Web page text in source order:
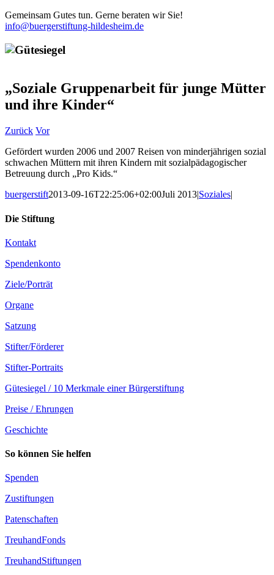
Gemeinsam Gutes tun. Gerne beraten wir Sie!
info@buergerstiftung-hildesheim.de
„Soziale Gruppenarbeit für junge Mütter
und ihre Kinder“
Zurück Vor
Gefördert wurden 2006 und 2007 Reisen von minderjährigen sozial
schwachen Müttern mit ihren Kindern mit sozialpädagogischer
Betreuung durch „Pro Kids.“
buergerstift2013-09-16T22:25:06+02:00Juli 2013|Soziales|
Die Stiftung
Kontakt
Spendenkonto
Ziele/Porträt
Organe
Satzung
Stifter/Förderer
Stifter-Portraits
Gütesiegel / 10 Merkmale einer Bürgerstiftung
Preise / Ehrungen
Geschichte
So können Sie helfen
Spenden
Zustiftungen
Patenschaften
TreuhandFonds
TreuhandStiftungen